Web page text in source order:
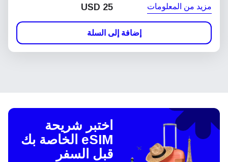
مزيد من المعلومات USD 25
إضافة إلى السلة
اختبر شريحة
eSIM الخاصة بك
قبل السفر